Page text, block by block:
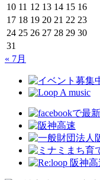
10 11 12 13 14 15 16
17 18 19 20 21 22 23
24 25 26 27 28 29 30
31
« 7月